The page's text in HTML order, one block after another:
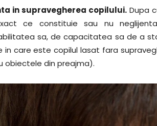
in supravegherea copilului. Dupa
ce constituie sau nu
sa, de capacitatea sa de a
in care este copilul lasat fara
obiectele din preajma).